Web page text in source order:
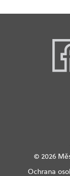
© 2026
Ochrana